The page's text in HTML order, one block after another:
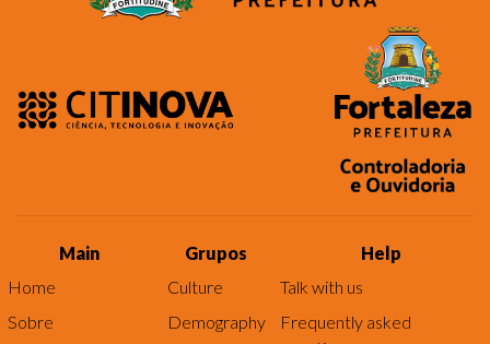
Main
Home
Sobre
Grupos
Culture
Demography
Help
Talk with us
Frequently asked